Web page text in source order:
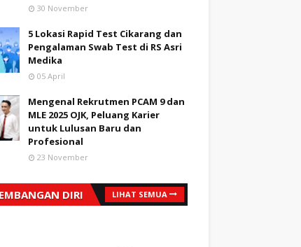
30 November
5 Lokasi Rapid Test Cikarang dan
Pengalaman Swab Test di RS Asri
Medika
05 April
Mengenal Rekrutmen PCAM 9 dan
MLE 2025 OJK, Peluang Karier
untuk Lulusan Baru dan
Profesional
23 November
DIRI LIHAT SEMUA